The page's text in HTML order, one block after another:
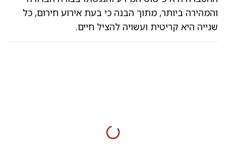
והמהירה ביותר, מתוך הבנה כי בעת אירוע חירום, כל
שנייה היא קריטית ועשויה להציל חיים.